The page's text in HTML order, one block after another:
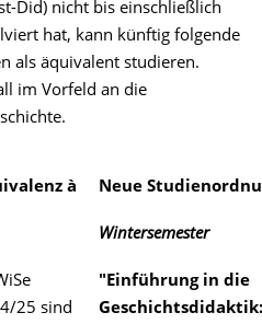
Did) nicht bis einschließlich
hat, kann künftig folgende
als äquivalent studieren.
im Vorfeld an die
à Neue
Wintersemester
25 sind
"Einführung in die
Geschichtsdidaktik: